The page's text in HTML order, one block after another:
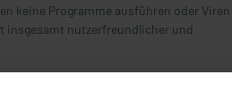
keine Programme ausführen oder Viren
insgesamt nutzerfreundlicher und